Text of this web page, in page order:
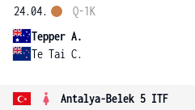
24.04.
Tepper A.
Te Tai C.
Q-1K
Antalya-Belek 5 ITF